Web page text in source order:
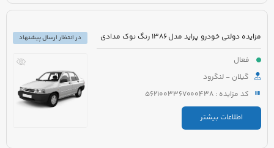
مزایده دولتی خودرو پراید مدل 1386 رنگ نوک مدادی
فعال
گیلان - لنگرود
کد مزایده : 5621003367000438
اطلاعات بیشتر
در انتظار ارسال پیشنهاد